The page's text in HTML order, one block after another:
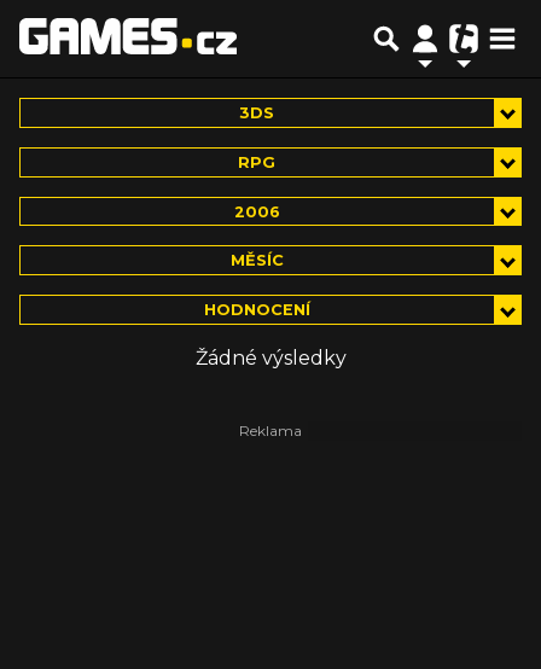
3DS
RPG
2006
MĚSÍC
HODNOCENÍ
Žádné výsledky